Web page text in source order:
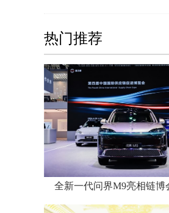
热门推荐
全新一代问界M9亮相链博